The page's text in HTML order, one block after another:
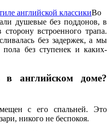
Во
душевые без поддонов, в
встроенного трапа.
без задержек, а мы
без ступенек и каких-
английском доме?
с его спальней. Это
никого не беспокоя.